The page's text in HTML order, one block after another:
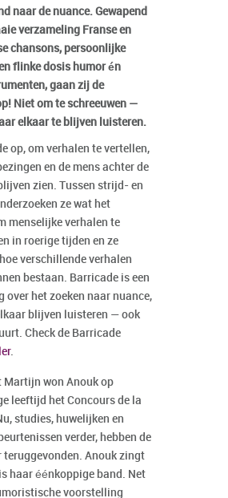
naar de nuance. Gewapend
verzameling Franse en
chansons, persoonlijke
flinke dosis humor én
gaan zij de
Niet om te schreeuwen —
elkaar te blijven luisteren.
op, om verhalen te vertellen,
en de mens achter de
zien. Tussen strijd- en
ze wat het
menselijke verhalen te
in roerige tijden en ze
verschillende verhalen
bestaan. Barricade is een
over het zoeken naar nuance,
blijven luisteren — ook
Check de Barricade
.
Martijn won Anouk op
leeftijd het Concours de la
studies, huwelijken en
verder, hebben de
teruggevonden. Anouk zingt
haar éénkoppige band. Net
voorstelling